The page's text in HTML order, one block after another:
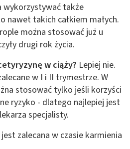
wykorzystywać także
nawet takich całkiem małych.
można stosować już u
drugi rok życia.
w ciąży? Lepiej nie.
w I i II trymestrze. W
stosować tylko jeśli korzyści
ryzyko - dlatego najlepiej jest
specjalisty.
zalecana w czasie karmienia